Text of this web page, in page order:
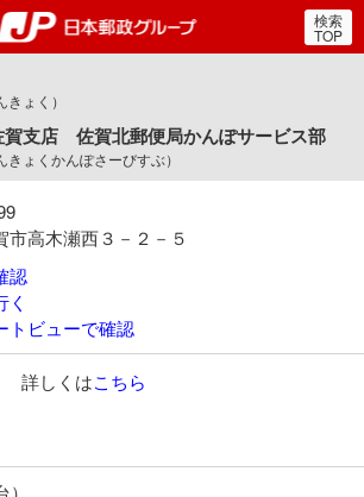
郵便局・日本郵政グルー
検索
TOP
きょく）
支店 佐賀北郵便局かんぽサービス部
きょくかんぽさーびすぶ）
市高木瀬西３－２－５
認
く
トビューで確認
ゆうゆう
詳しくはこちら